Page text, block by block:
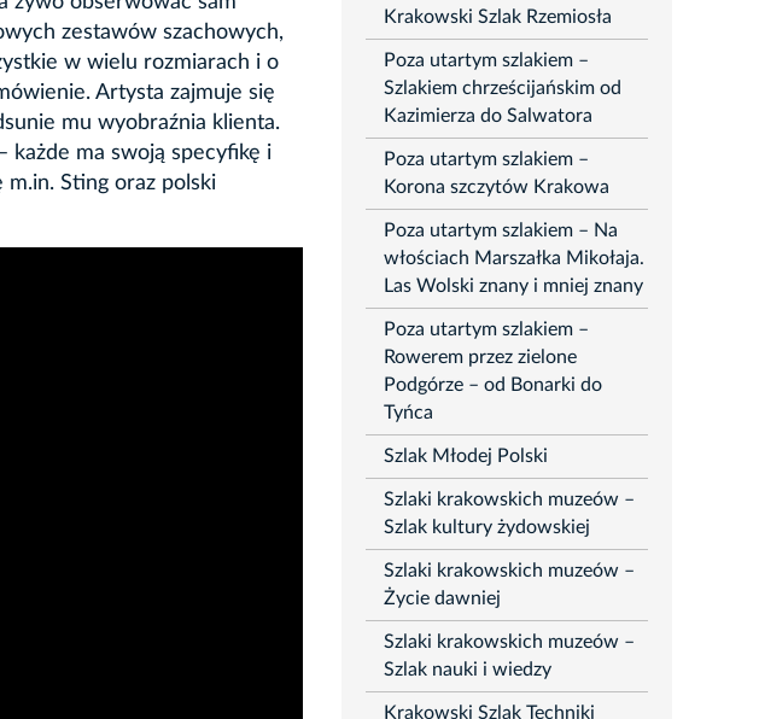
zestawów szachowych,
w wielu rozmiarach i o
Artysta zajmuje się
mu wyobraźnia klienta.
każde ma swoją specyfikę i
Sting oraz polski
Krakowski Szlak Rzemiosła
Poza utartym szlakiem –
Szlakiem chrześcijańskim od
Kazimierza do Salwatora
Poza utartym szlakiem –
Korona szczytów Krakowa
Poza utartym szlakiem – Na
włościach Marszałka Mikołaja.
Las Wolski znany i mniej znany
Poza utartym szlakiem –
Rowerem przez zielone
Podgórze – od Bonarki do
Tyńca
Szlak Młodej Polski
Szlaki krakowskich muzeów –
Szlak kultury żydowskiej
Szlaki krakowskich muzeów –
Życie dawniej
Szlaki krakowskich muzeów –
Szlak nauki i wiedzy
Krakowski Szlak Techniki